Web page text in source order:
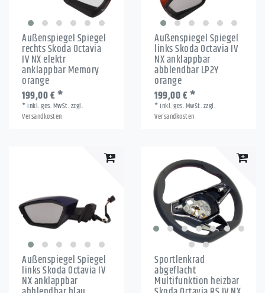
Außenspiegel Spiegel
rechts Skoda Octavia
IV NX elektr
anklappbar Memory
orange
199,00 € *
*inkl. ges. MwSt.zzgl.
Versandkosten
Außenspiegel Spiegel
links Skoda Octavia IV
NX anklappbar
abblendbar LP2Y
orange
199,00 € *
*inkl. ges. MwSt.zzgl.
Versandkosten
Außenspiegel Spiegel
links Skoda Octavia IV
NX anklappbar
Sportlenkrad
abgeflacht
Multifunktion heizbar